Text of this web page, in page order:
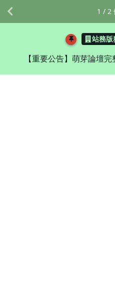
站務版
【重要公告】萌芽論壇
1 / 2